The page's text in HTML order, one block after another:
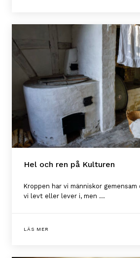
Hel och ren på Kulturen
Kroppen har vi människor
vi levt eller lever i, men ...
LÄS MER